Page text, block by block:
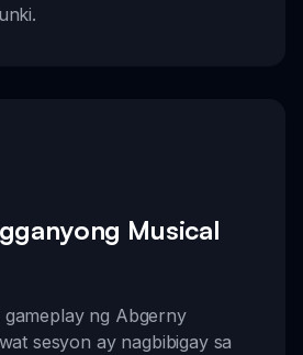
Musical
gameplay ng Abgerny
sesyon ay nagbibigay sa